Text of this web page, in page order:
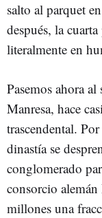
salto al parquet
después, la
literalmente en
Pasemos ahora
Manresa, hace
trascendental.
dinastía se
conglomerado
consorcio alemán
millones una